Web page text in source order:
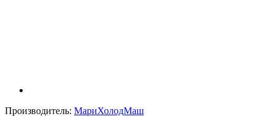
Производитель: МариХолодМаш